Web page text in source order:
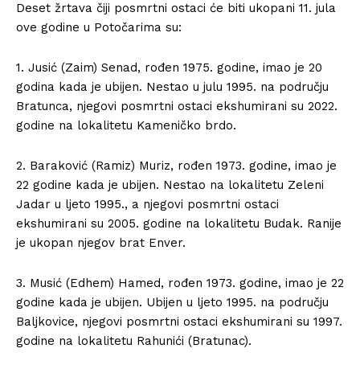
Deset žrtava čiji posmrtni ostaci će biti ukopani 11. jula
ove godine u Potočarima su:
1. Jusić (Zaim) Senad, rođen 1975. godine, imao je 20
godina kada je ubijen. Nestao u julu 1995. na području
Bratunca, njegovi posmrtni ostaci ekshumirani su 2022.
godine na lokalitetu Kameničko brdo.
2. Baraković (Ramiz) Muriz, rođen 1973. godine, imao je
22 godine kada je ubijen. Nestao na lokalitetu Zeleni
Jadar u ljeto 1995., a njegovi posmrtni ostaci
ekshumirani su 2005. godine na lokalitetu Budak. Ranije
je ukopan njegov brat Enver.
3. Musić (Edhem) Hamed, rođen 1973. godine, imao je 22
godine kada je ubijen. Ubijen u ljeto 1995. na području
Baljkovice, njegovi posmrtni ostaci ekshumirani su 1997.
godine na lokalitetu Rahunići (Bratunac).